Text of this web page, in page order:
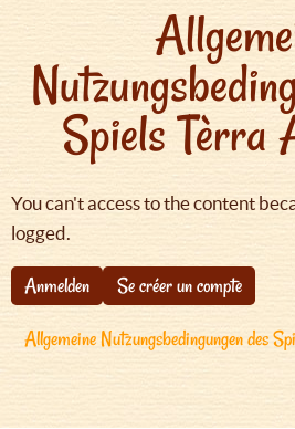
Spiels Tèrra
You can't access to the content
logged.
Anmelden
Se créer un compte
Allgemeine Nutzungsbedingungen des